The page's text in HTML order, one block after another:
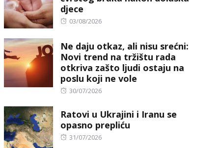
djece
Posted
03/08/2026
Ne daju otkaz, ali nisu srećni:
Novi trend na tržištu rada
otkriva zašto ljudi ostaju na
poslu koji ne vole
Posted
30/07/2026
Ratovi u Ukrajini i Iranu se
opasno prepliću
Posted
31/07/2026